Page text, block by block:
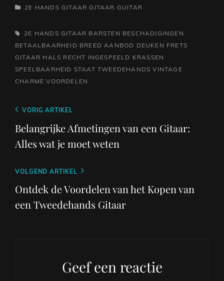
CATEGORIEËN
2E HANDS GITAAR GITAAR GUITAR
TAGS,2E HANDS GITAAR BARSTEN BESCHADIGINGEN
BETAALBAARHEID BREED AANBOD DEUKEN FRETS
GITAAR HALS RECHT INGESPEELD KRASSEN
SPEELBAARHEID STAAT TWEEDEHANDS VINTAGE
CHARME VOORDELEN
Berichtnavigatie
Vorig
bericht
VORIG ARTIKEL
Belangrijke Afmetingen van een Gitaar:
Alles wat je moet weten
Volgend
bericht
VOLGEND ARTIKEL
Ontdek de Voordelen van het Kopen van
een Tweedehands Gitaar
Geef een reactie